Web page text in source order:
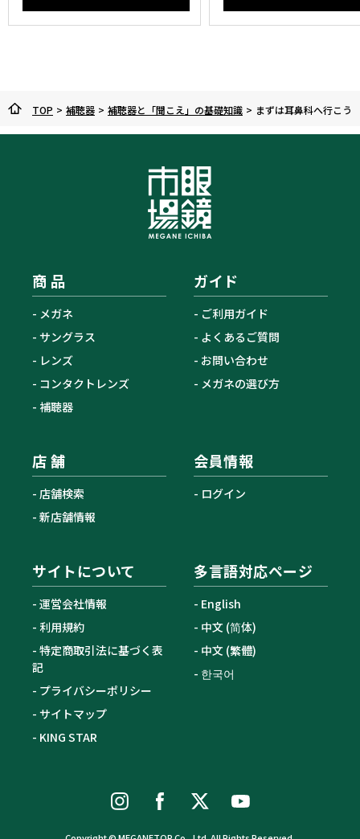
TOP > 補聴器 > 補聴器と「聞こえ」の基礎知識 > まずは耳鼻科へ行こう
商 品
メガネ
サングラス
レンズ
コンタクトレンズ
補聴器
ガイド
ご利用ガイド
よくあるご質問
お問い合わせ
メガネの選び方
店 舗
店舗検索
新店舗情報
会員情報
ログイン
サイトについて
運営会社情報
利用規約
特定商取引法に基づく表
記
プライバシーポリシー
サイトマップ
KING STAR
多言語対応ページ
English
中文 (简体)
中文 (繁體)
한국어